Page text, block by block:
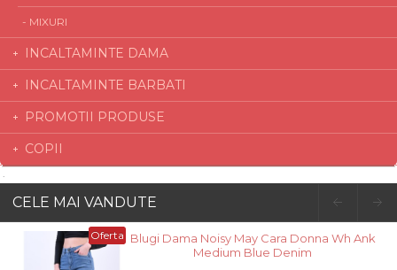
- MIXURI
INCALTAMINTE DAMA
INCALTAMINTE BARBATI
PROMOTII PRODUSE
COPII
CELE MAI VANDUTE
Oferta Blugi Dama Noisy May Cara Donna Wh Ank
Medium Blue Denim